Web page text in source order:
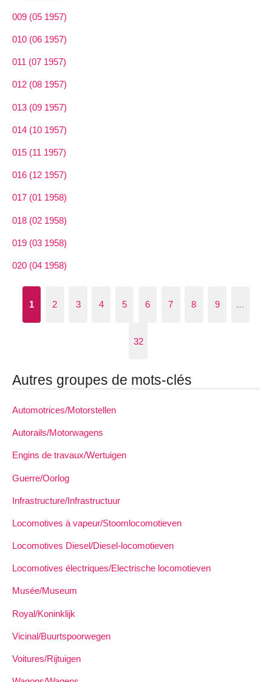
009 (05 1957)
010 (06 1957)
011 (07 1957)
012 (08 1957)
013 (09 1957)
014 (10 1957)
015 (11 1957)
016 (12 1957)
017 (01 1958)
018 (02 1958)
019 (03 1958)
020 (04 1958)
1 2 3 4 5 6 7 8 9 …
32
Autres groupes de mots-clés
Automotrices/Motorstellen
Autorails/Motorwagens
Engins de travaux/Wertuigen
Guerre/Oorlog
Infrastructure/Infrastructuur
Locomotives à vapeur/Stoomlocomotieven
Locomotives Diesel/Diesel-locomotieven
Locomotives électriques/Electrische locomotieven
Musée/Museum
Royal/Koninklijk
Vicinal/Buurtspoorwegen
Voitures/Rijtuigen